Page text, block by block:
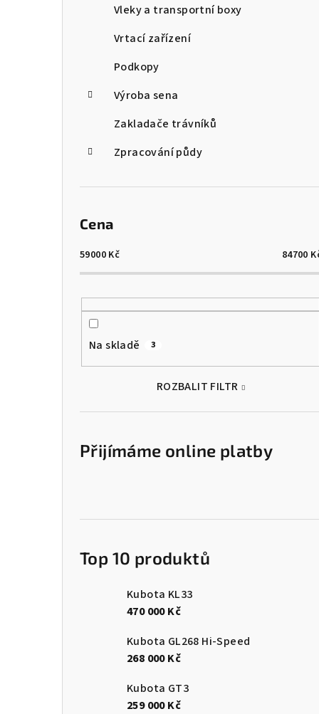
Vleky a transportní boxy
Vrtací zařízení
Podkopy
Výroba sena
Zakladače trávníků
Zpracování půdy
Cena
59000 Kč 84700
Na skladě 3
ROZBALIT FILTR
Přijímáme online platby
Top 10 produktů
Kubota KL33
470 000 Kč
Kubota GL268 Hi-Speed
268 000 Kč
Kubota GT3
259 000 Kč